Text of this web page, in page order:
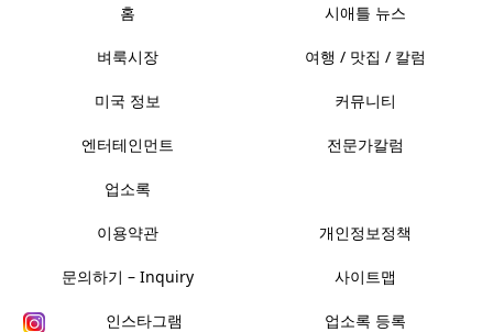
홈 시애틀 뉴스
벼룩시장 여행 / 맛집 / 칼럼
미국 정보 커뮤니티
엔터테인먼트 전문가칼럼
업소록
이용약관 개인정보정책
문의하기 – Inquiry 사이트맵
인스타그램 업소록 등록